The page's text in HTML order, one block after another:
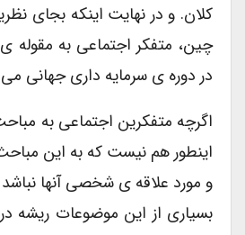
کلان. و در نهایت اینکه بجای نظریه
چین، متفکر اجتماعی به مقوله
در دوره ی سرمایه داری جهانی می
اگرچه متفکرین اجتماعی به مباحث
اینطور هم نیست که به این مباحث
و مورد علاقه ی شخصی آنها
بسیاری از این موضوعات ریشه